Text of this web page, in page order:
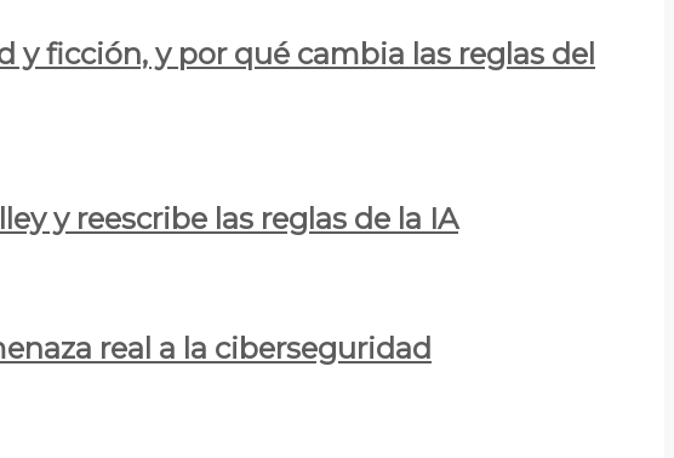
ficción, y por qué cambia las reglas del
y reescribe las reglas de la IA
real a la ciberseguridad